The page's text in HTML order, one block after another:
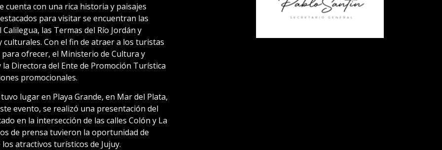
cuenta con una rica historia y paisajes
para visitar se encuentran las
las Termas del Río Jordán y
Con el fin de atraer a los turistas
ofrecer, el Ministerio de Cultura y
Directora del Ente de Promoción Turística
promocionales.
lugar en Playa Grande, en Mar del Plata,
evento, se realizó una presentación del
en la intersección de las calles Colón y La
de prensa tuvieron la oportunidad de
atractivos turísticos de Jujuy.